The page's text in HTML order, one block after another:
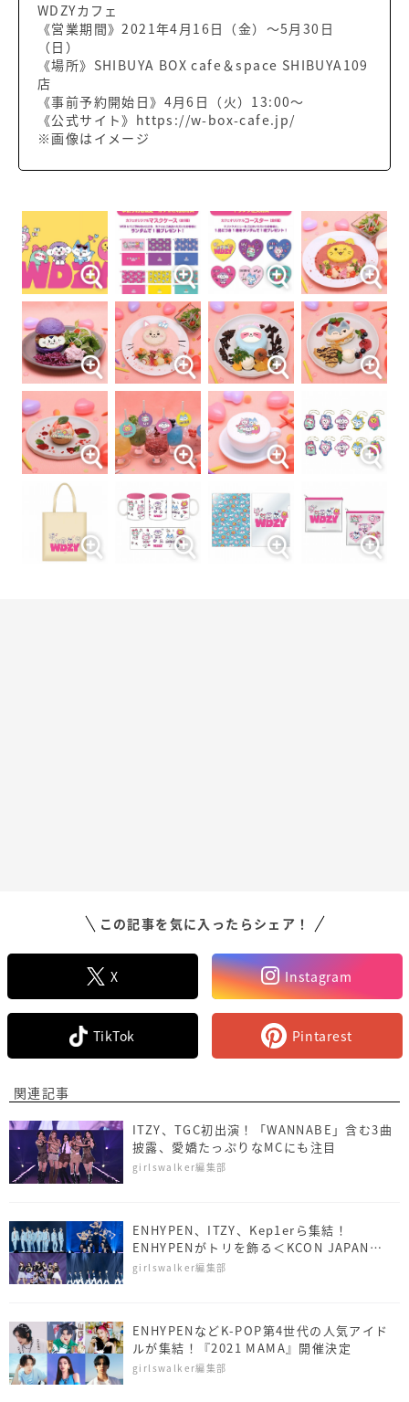
WDZYカフェ
《営業期間》2021年4月16日（金）～5月30日
（日）
《場所》SHIBUYA BOX cafe＆space SHIBUYA109
店
《事前予約開始日》4月6日（火）13:00～
《公式サイト》https://w-box-cafe.jp/
※画像はイメージ
この記事を気に入ったらシェア！
X Instagram
TikTok Pintarest
関連記事
ITZY、TGC初出演！「WANNABE」含む3曲
披露、愛嬌たっぷりなMCにも注目
girlswalker編集部
ENHYPEN、ITZY、Kep1erら集結！
ENHYPENがトリを飾る＜KCON JAPAN
2023 3日目＞
girlswalker編集部
ENHYPENなどK-POP第4世代の人気アイド
ルが集結！『2021 MAMA』開催決定
girlswalker編集部